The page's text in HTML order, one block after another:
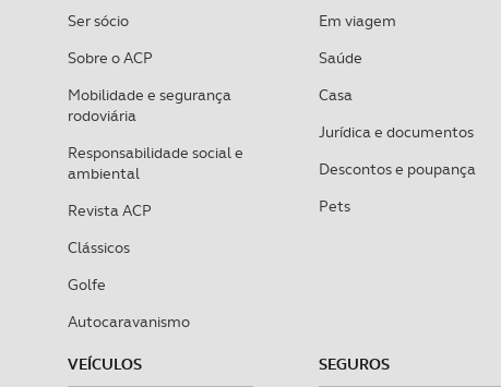
Ser sócio
Sobre o ACP
Mobilidade e segurança
rodoviária
Responsabilidade social e
ambiental
Revista ACP
Clássicos
Golfe
Autocaravanismo
Em viagem
Saúde
Casa
Jurídica e documentos
Descontos e poupança
Pets
VEÍCULOS SEGUROS